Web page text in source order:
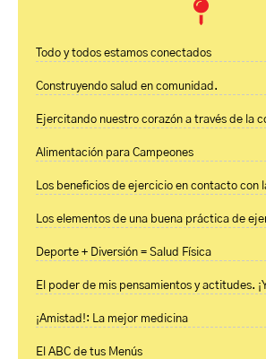
Todo y todos estamos conectados
Construyendo salud en comunidad.
Ejercitando nuestro corazón a través de la
Alimentación para Campeones
Los beneficios de ejercicio en contacto con
Los elementos de una buena práctica de
Deporte + Diversión = Salud Física
El poder de mis pensamientos y actitudes.
¡Amistad!: La mejor medicina
El ABC de tus Menús